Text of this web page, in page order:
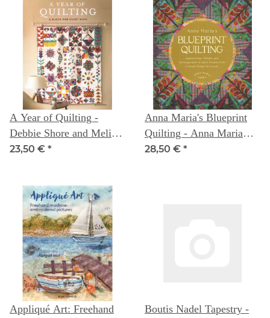
A Year of Quilting -
Debbie Shore and Melissa
Nayler
23,50 € *
Anna Maria's Blueprint
Quilting - Anna Maria
Parry
28,50 € *
Appliqué Art: Freehand
Boutis Nadel Tapestry -